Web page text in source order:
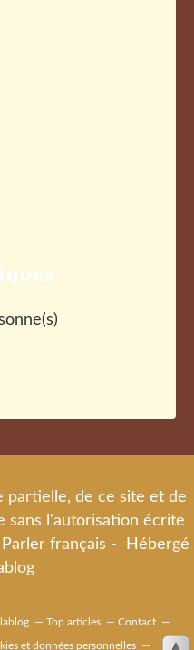
partielle, de ce site et de
sans l'autorisation écrite
français - Hébergé
Top articles Contact
et données personnelles